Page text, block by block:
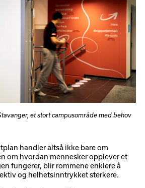
et stort campusområde med behov
handler altså ikke bare om
om hvordan mennesker opplever et
fungerer, blir rommene enklere å
og helhetsinntrykket sterkere.